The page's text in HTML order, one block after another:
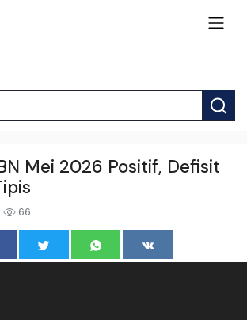
Mei 2026 Positif, Defisit
66